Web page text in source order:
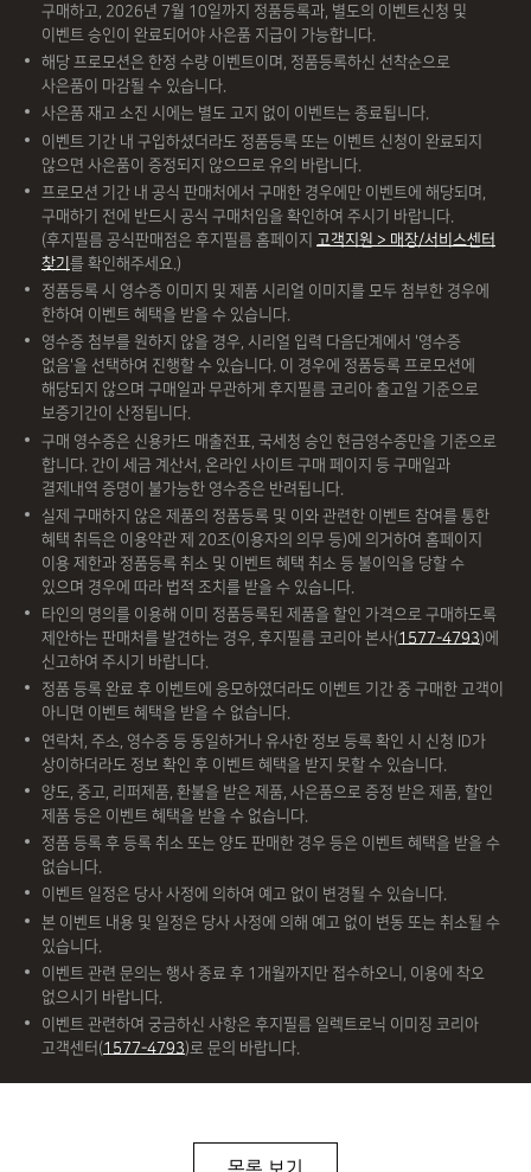
구매하고, 2026년 7월 10일까지 정품등록과, 별도의 이벤트신청 및
이벤트 승인이 완료되어야 사은품 지급이 가능합니다.
해당 프로모션은 한정 수량 이벤트이며, 정품등록하신 선착순으로
사은품이 마감될 수 있습니다.
사은품 재고 소진 시에는 별도 고지 없이 이벤트는 종료됩니다.
이벤트 기간 내 구입하셨더라도 정품등록 또는 이벤트 신청이 완료되지
않으면 사은품이 증정되지 않으므로 유의 바랍니다.
프로모션 기간 내 공식 판매처에서 구매한 경우에만 이벤트에 해당되며,
구매하기 전에 반드시 공식 구매처임을 확인하여 주시기 바랍니다.
(후지필름 공식판매점은 후지필름 홈페이지 고객지원 > 매장/서비스센터
찾기 를 확인해주세요.)
정품등록 시 영수증 이미지 및 제품 시리얼 이미지를 모두 첨부한 경우에
한하여 이벤트 혜택을 받을 수 있습니다.
영수증 첨부를 원하지 않을 경우, 시리얼 입력 다음단계에서 '영수증
없음'을 선택하여 진행할 수 있습니다. 이 경우에 정품등록 프로모션에
해당되지 않으며 구매일과 무관하게 후지필름 코리아 출고일 기준으로
보증기간이 산정됩니다.
구매 영수증은 신용카드 매출전표, 국세청 승인 현금영수증만을 기준으로
합니다. 간이 세금 계산서, 온라인 사이트 구매 페이지 등 구매일과
결제내역 증명이 불가능한 영수증은 반려됩니다.
실제 구매하지 않은 제품의 정품등록 및 이와 관련한 이벤트 참여를 통한
혜택 취득은 이용약관 제 20조(이용자의 의무 등)에 의거하여 홈페이지
이용 제한과 정품등록 취소 및 이벤트 혜택 취소 등 불이익을 당할 수
있으며 경우에 따라 법적 조치를 받을 수 있습니다.
타인의 명의를 이용해 이미 정품등록된 제품을 할인 가격으로 구매하도록
제안하는 판매처를 발견하는 경우, 후지필름 코리아 본사(1577-4793)에
신고하여 주시기 바랍니다.
정품 등록 완료 후 이벤트에 응모하였더라도 이벤트 기간 중 구매한 고객이
아니면 이벤트 혜택을 받을 수 없습니다.
연락처, 주소, 영수증 등 동일하거나 유사한 정보 등록 확인 시 신청 ID가
상이하더라도 정보 확인 후 이벤트 혜택을 받지 못할 수 있습니다.
양도, 중고, 리퍼제품, 환불을 받은 제품, 사은품으로 증정 받은 제품, 할인
제품 등은 이벤트 혜택을 받을 수 없습니다.
정품 등록 후 등록 취소 또는 양도 판매한 경우 등은 이벤트 혜택을 받을 수
없습니다.
이벤트 일정은 당사 사정에 의하여 예고 없이 변경될 수 있습니다.
본 이벤트 내용 및 일정은 당사 사정에 의해 예고 없이 변동 또는 취소될 수
있습니다.
이벤트 관련 문의는 행사 종료 후 1개월까지만 접수하오니, 이용에 착오
없으시기 바랍니다.
이벤트 관련하여 궁금하신 사항은 후지필름 일렉트로닉 이미징 코리아
고객센터(1577-4793)로 문의 바랍니다.